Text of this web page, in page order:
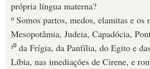
própria língua materna?
⁹ Somos partos, medos, elamitas e os
Mesopotâmia, Judeia, Capadócia,
¹⁰ da Frígia, da Panfília, do Egito e
Líbia, nas imediações de Cirene, e